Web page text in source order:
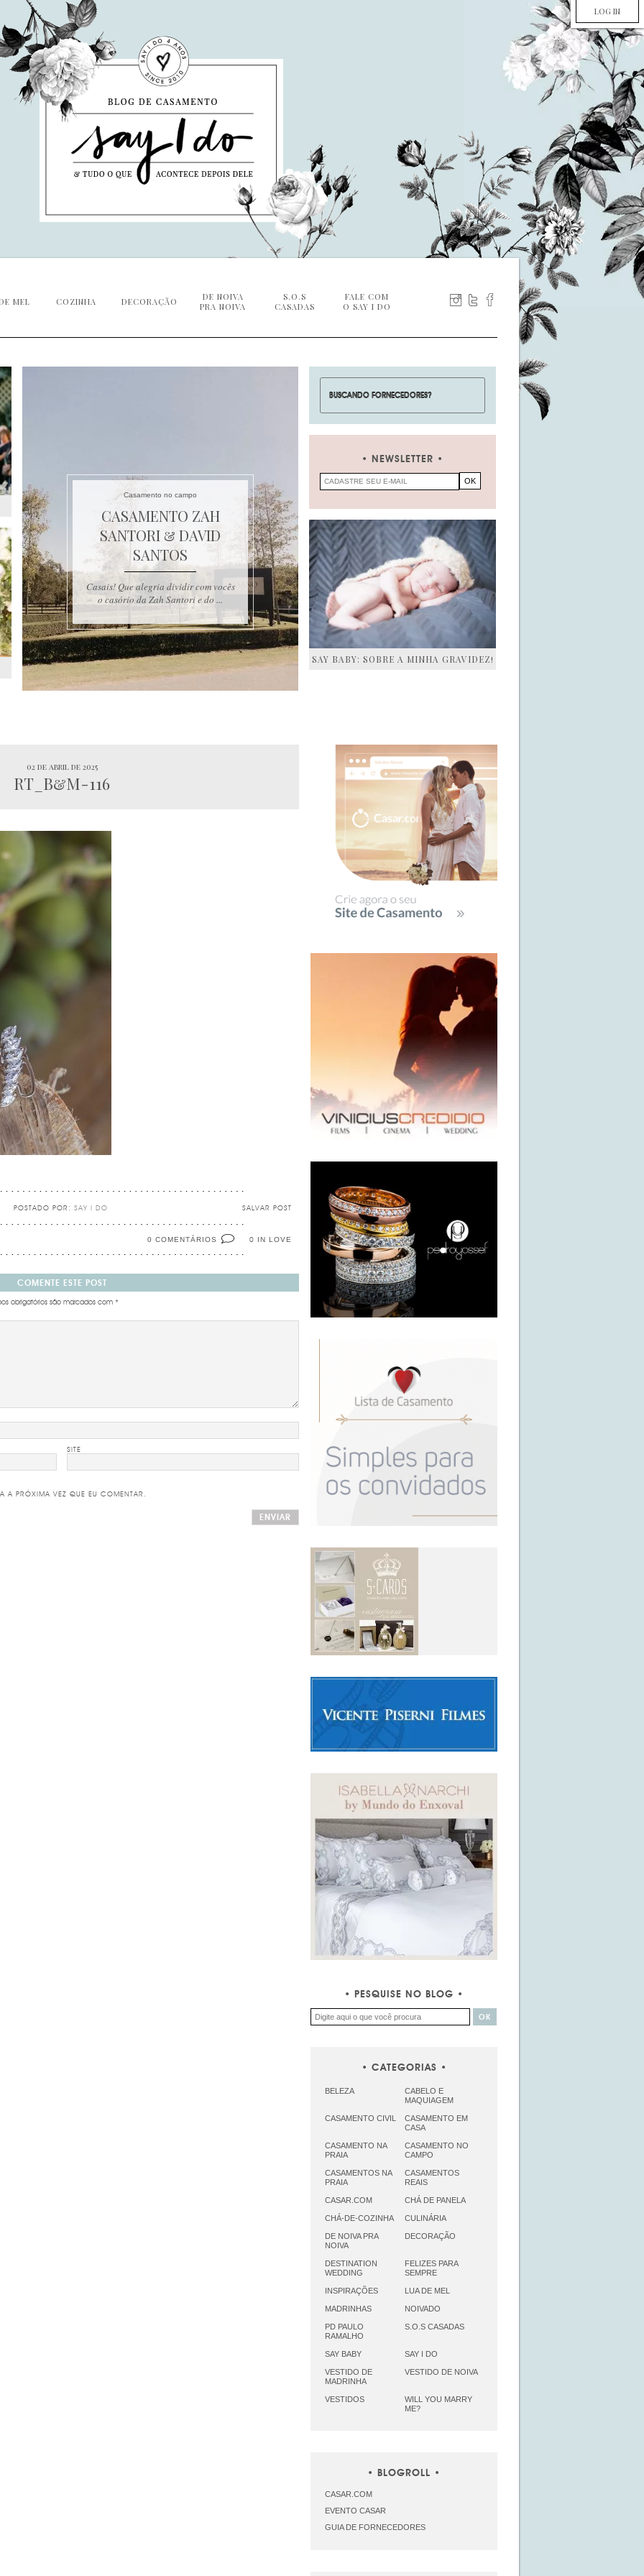
LOG IN
MEL COZINHA DECORAÇÃO
DE NOIVA
PRA NOIVA
S.O.S
CASADAS
FALE COM
O SAY I DO
Casamento no campo
CASAMENTO ZAH
SANTORI & DAVID
SANTOS
Casais! Que alegria dividir com vocês
o casório da Zah Santori e do ...
NEWSLETTER
SAY BABY: SOBRE A MINHA GRAVIDEZ!
02 de abril de 2025
RT_B&M-116
SALVAR POST
POSTADO POR: SAY I DO
0 IN LOVE
0 COMENTÁRIOS
COMENTE ESTE POST
obrigatórios são marcados com *
SITE
A PRÓXIMA VEZ QUE EU COMENTAR.
SIDEBAR
PESQUISE NO BLOG
CATEGORIAS
BELEZA
CABELO E
MAQUIAGEM
CASAMENTO CIVIL
CASAMENTO EM
CASA
CASAMENTO NA
PRAIA
CASAMENTO NO
CAMPO
CASAMENTOS NA
PRAIA
CASAMENTOS
REAIS
CASAR.COM CHÁ DE PANELA
CHÁ-DE-COZINHA CULINÁRIA
DE NOIVA PRA
NOIVA
DECORAÇÃO
DESTINATION
WEDDING
FELIZES PARA
SEMPRE
INSPIRAÇÕES LUA DE MEL
MADRINHAS NOIVADO
PD PAULO
RAMALHO
S.O.S CASADAS
SAY BABY SAY I DO
VESTIDO DE
MADRINHA
VESTIDO DE NOIVA
VESTIDOS
WILL YOU MARRY
ME?
BLOGROLL
CASAR.COM
EVENTO CASAR
GUIA DE FORNECEDORES